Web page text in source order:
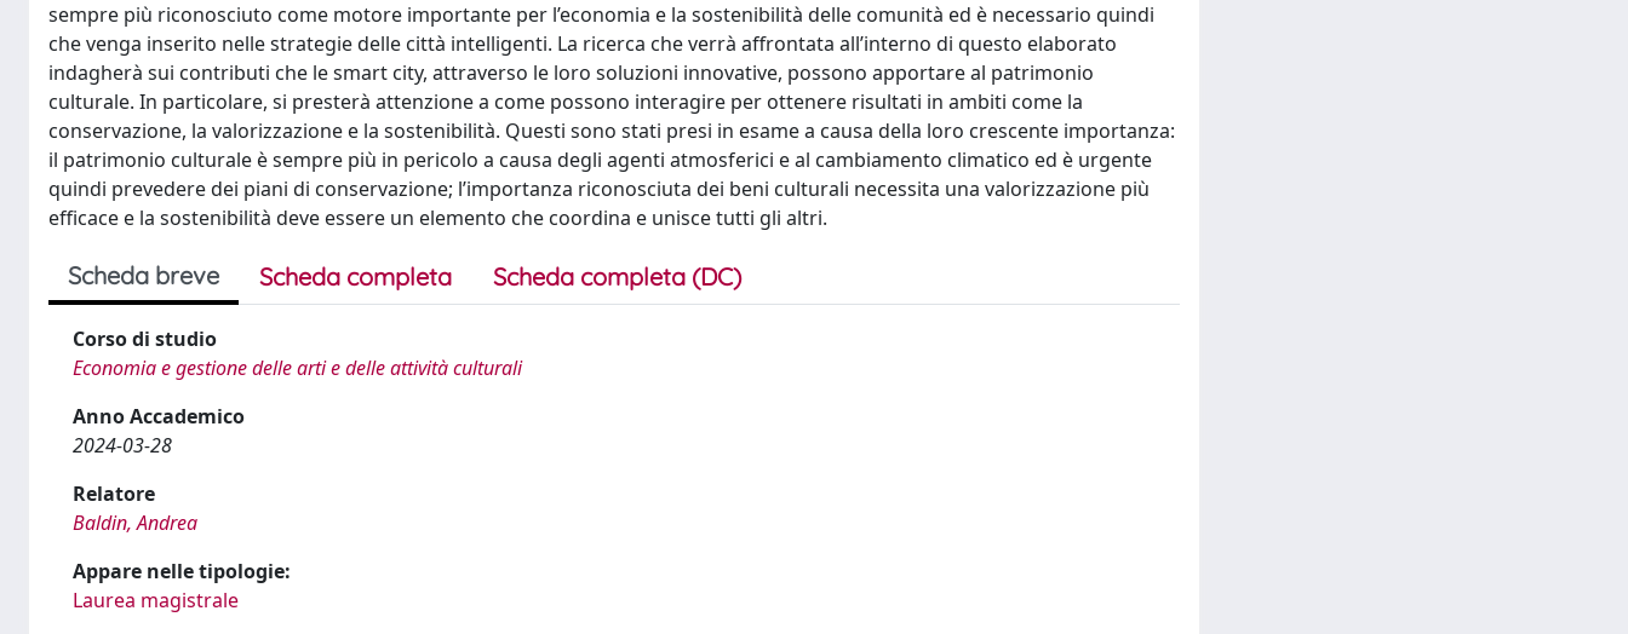
sempre più riconosciuto come motore importante per l’economia e la sostenibilità delle comunità ed è necessario quindi
che venga inserito nelle strategie delle città intelligenti. La ricerca che verrà affrontata all’interno di questo elaborato
indagherà sui contributi che le smart city, attraverso le loro soluzioni innovative, possono apportare al patrimonio
culturale. In particolare, si presterà attenzione a come possono interagire per ottenere risultati in ambiti come la
conservazione, la valorizzazione e la sostenibilità. Questi sono stati presi in esame a causa della loro crescente importanza:
il patrimonio culturale è sempre più in pericolo a causa degli agenti atmosferici e al cambiamento climatico ed è urgente
quindi prevedere dei piani di conservazione; l’importanza riconosciuta dei beni culturali necessita una valorizzazione più
efficace e la sostenibilità deve essere un elemento che coordina e unisce tutti gli altri.
Scheda breve Scheda completa Scheda completa (DC)
Corso di studio
Economia e gestione delle arti e delle attività culturali
Anno Accademico
2024-03-28
Relatore
Baldin, Andrea
Appare nelle tipologie:
Laurea magistrale